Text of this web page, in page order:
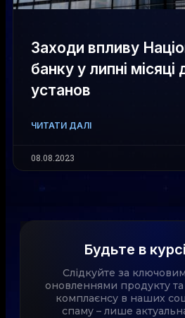
Заходи впливу
банку у липні місяці
установ
ЧИТАТИ ДАЛІ
08.08.2023
Будьте в
Слідкуйте за
оновленнями продукту та
комплаєнсу в наших
спаму – лише